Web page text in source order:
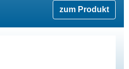
zum Produkt